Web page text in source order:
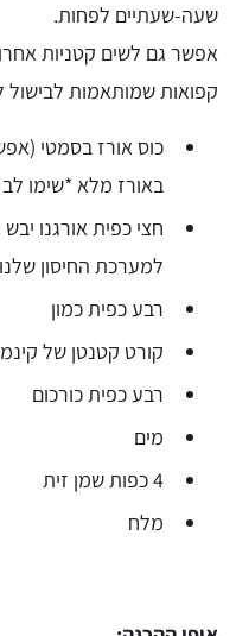
שעה-שעתיים לפחות.
אפשר גם לשים קטניות
קפואות שמותאמות
כוס אורז בסמטי
באורז מלא *שימו
חצי כפית אורגנו
למערכת החיסון
רבע כפית כמון
קורט קטנטן של
רבע כפית כורכום
מים
4 כפות שמן זית
מלח